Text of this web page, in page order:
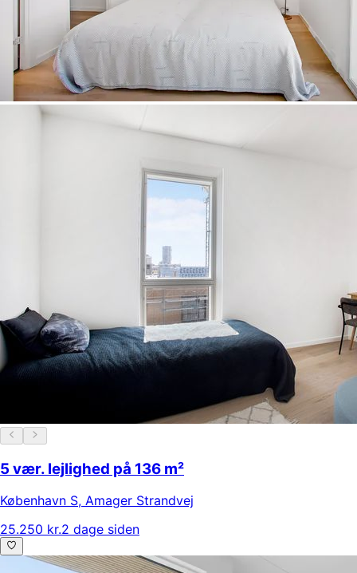
5 vær. lejlighed på 136 m²
København S, Amager Strandvej
25.250 kr.2 dage siden